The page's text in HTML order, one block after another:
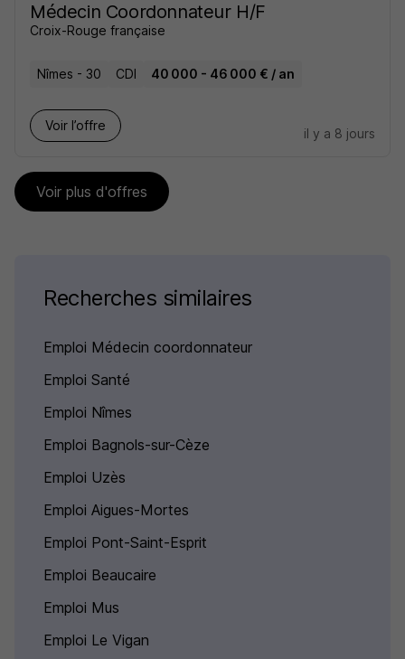
Médecin Coordonnateur H/F
Croix-Rouge française
Nîmes - 30 CDI 40 000 - 46 000 € / an
Voir l’offre
il y a 8 jours
Voir plus d'offres
Recherches similaires
Emploi Médecin coordonnateur
Emploi Santé
Emploi Nîmes
Emploi Bagnols-sur-Cèze
Emploi Uzès
Emploi Aigues-Mortes
Emploi Pont-Saint-Esprit
Emploi Beaucaire
Emploi Mus
Emploi Le Vigan